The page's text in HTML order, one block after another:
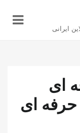
ایرانی
ای
حرفه ای